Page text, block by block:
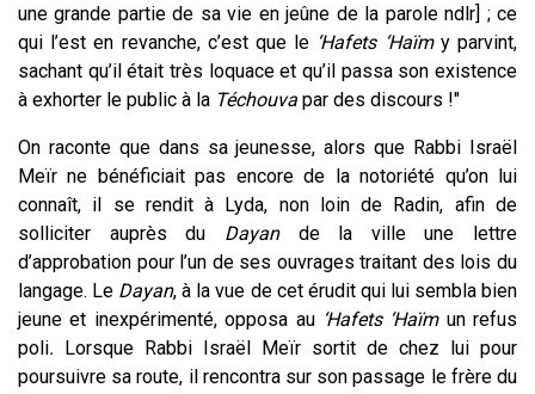
une grande partie de sa vie en jeûne de la parole ndlr] ; ce
qui l’est en revanche, c’est que le ‘Hafets ‘Haïmy parvint,
sachant qu’il était très loquace et qu’il passa son existence
à exhorter le public à la Téchouva par des discours !"
On raconte que dans sa jeunesse, alors que Rabbi Israël
Meïr ne bénéficiait pas encore de la notoriété qu’on lui
connaît, il se rendit à Lyda, non loin de Radin, afin de
solliciter auprès du Dayande la ville une lettre
d’approbation pour l’un de ses ouvrages traitant des lois du
langage. Le Dayan, à la vue de cet érudit qui lui sembla bien
jeune et inexpérimenté, opposa au ‘Hafets ‘Haïm un refus
poli. Lorsque Rabbi Israël Meïr sortit de chez lui pour
poursuivre sa route, il rencontra sur son passage le frère du